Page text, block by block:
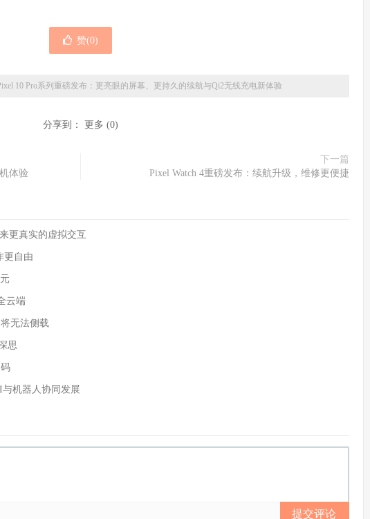
赞(0)
10 Pro系列重磅发布：更亮眼的屏幕、更持久的续航与Qi2无线充电新体验
分享到： 更多 (0)
体验
下一篇
Pixel Watch 4重磅发布：续航升级，维修更便捷
更真实的虚拟交互
更自由
云端
无法侧载
思
机器人协同发展
提交评论